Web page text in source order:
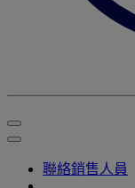
聯絡銷售人員